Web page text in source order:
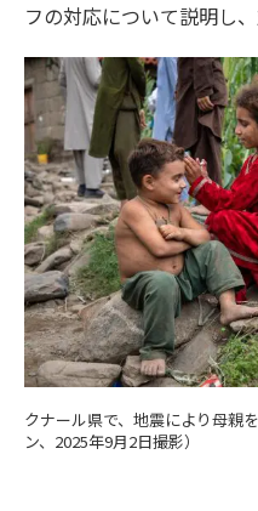
フの対応について説明し
クナール県で、地震により母親
ン、2025年9月2日撮影）